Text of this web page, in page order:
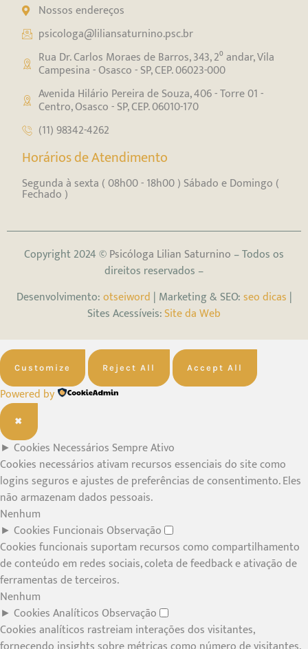
Nossos endereços
psicologa@liliansaturnino.psc.br
Rua Dr. Carlos Moraes de Barros, 343, 2⁰ andar, Vila
Campesina - Osasco - SP, CEP. 06023-000
Avenida Hilário Pereira de Souza, 406 - Torre 01 -
Centro, Osasco - SP, CEP. 06010-170
(11) 98342-4262
Horários de Atendimento
Segunda à sexta ( 08h00 - 18h00 ) Sábado e Domingo (
Fechado )
Copyright 2024 ©Psicóloga Lilian Saturnino – Todos os
direitos reservados –
Desenvolvimento:otseiword | Marketing & SEO:seo dicas |
Sites Acessíveis:Site da Web
Customize Reject All Accept All
Powered by
✖
► Cookies NecessáriosSempre Ativo
Cookies necessários ativam recursos essenciais do site como
logins seguros e ajustes de preferências de consentimento. Eles
não armazenam dados pessoais.
Nenhum
► Cookies FuncionaisObservação
Cookies funcionais suportam recursos como compartilhamento
de conteúdo em redes sociais, coleta de feedback e ativação de
ferramentas de terceiros.
Nenhum
► Cookies AnalíticosObservação
Cookies analíticos rastreiam interações dos visitantes,